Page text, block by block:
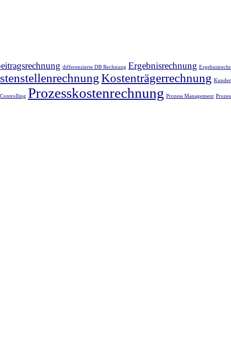
differenzierte DB Rechnung Ergebnisrechnung
Kostenträgerrechnung
Controlling Prozesskostenrechnung Prozess Management